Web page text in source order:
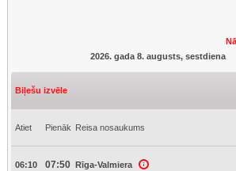
2026. gada 8. augusts, sestdiena
Biļešu izvēle
Atiet Pienāk Reisa nosaukums
06:10 07:50 Rīga-Valmiera